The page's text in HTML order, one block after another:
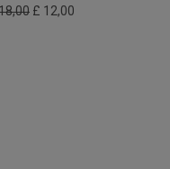
£ 12,00